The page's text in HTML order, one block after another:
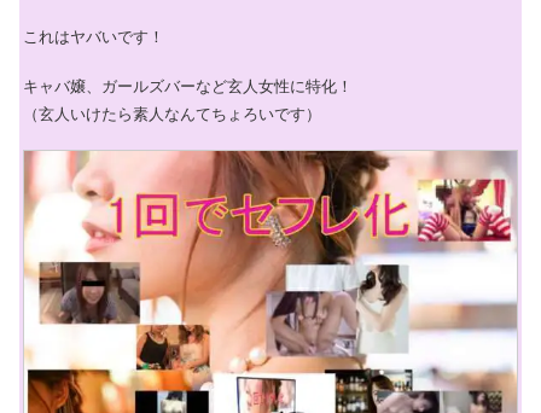
これはヤバいです！
キャバ嬢、ガールズバーなど玄人女性に特化！
（玄人いけたら素人なんてちょろいです）